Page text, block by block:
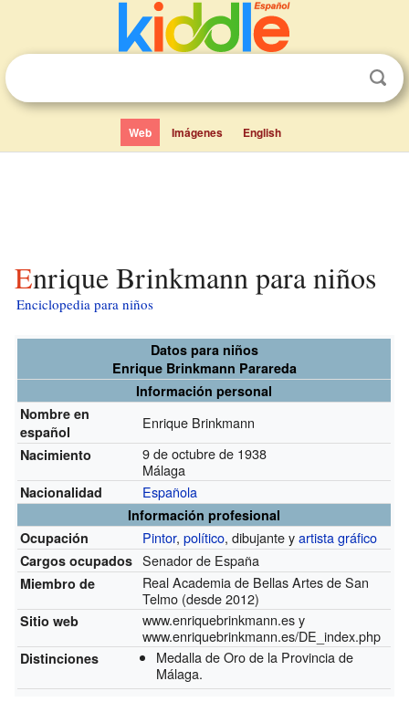
Web Imágenes English
Enrique Brinkmann para niños
Enciclopedia para niños
Datos para niños
Enrique Brinkmann Parareda
Información personal
Nombre en
español
Enrique Brinkmann
Nacimiento
9 de octubre de 1938
Málaga
Nacionalidad Española
Información profesional
Ocupación
Pintor,político, dibujante yartista gráfico
Cargos ocupados Senador de España
Miembro de
Real Academia de Bellas Artes de San
Telmo (desde 2012)
Sitio web www.enriquebrinkmann.esy
www.enriquebrinkmann.es/DE_index.php
Distinciones
Medalla de Oro de la Provincia de
Málaga.